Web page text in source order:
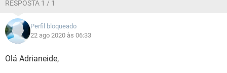
RESPOSTA 1 / 1
Perfil bloqueado
22 ago 2020 às 06:33
Olá Adrianeide,